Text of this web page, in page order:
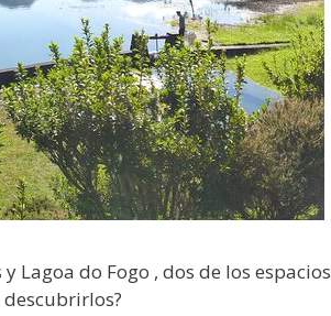
Lagoa do Fogo , dos de los espacios
descubrirlos?